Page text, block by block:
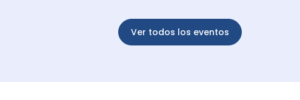
Ver todos los eventos